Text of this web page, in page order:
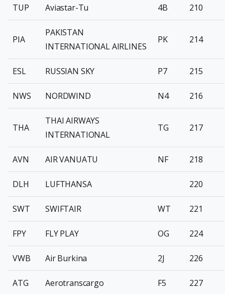
TUP Aviastar-Tu 4B 210
PIA
PAKISTAN
INTERNATIONAL AIRLINES
PK 214
ESL RUSSIAN SKY P7 215
NWS NORDWIND N4 216
THA
THAI AIRWAYS
INTERNATIONAL
TG 217
AVN AIR VANUATU NF 218
DLH LUFTHANSA 220
SWT SWIFTAIR WT 221
FPY FLY PLAY OG 224
VWB Air Burkina 2J 226
ATG Aerotranscargo F5 227